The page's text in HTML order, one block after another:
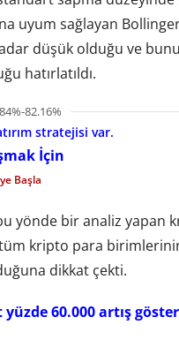
uyum sağlayan
düşük olduğu ve
hatırlatıldı.
82.16%
stratejisi var.
İçin
Başla
yönde bir analiz yapan
tüm kripto para
dikkat çekti.
60.000 artış